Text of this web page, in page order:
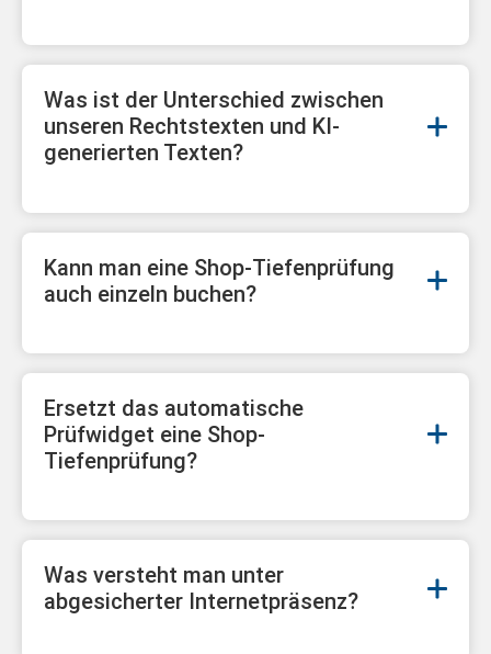
Was ist der Unterschied zwischen
unseren Rechtstexten und KI-
generierten Texten?
Kann man eine Shop-Tiefenprüfung
auch einzeln buchen?
Ersetzt das automatische
Prüfwidget eine Shop-
Tiefenprüfung?
Was versteht man unter
abgesicherter Internetpräsenz?